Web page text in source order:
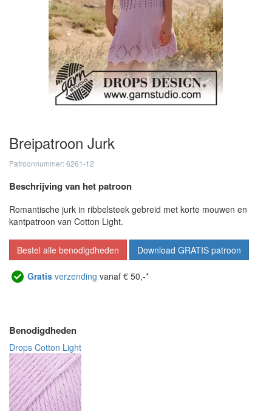
Breipatroon Jurk
Patroonnummer: 6261-12
Beschrijving van het patroon
Romantische jurk in ribbelsteek gebreid met korte mouwen en
kantpatroon van Cotton Light.
Bestel alle benodigdheden Download GRATIS patroon
Gratis verzending vanaf € 50,-*
Benodigdheden
Drops Cotton Light